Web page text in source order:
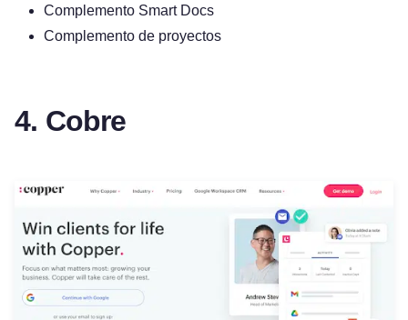
Complemento Smart Docs
Complemento de proyectos
4. Cobre